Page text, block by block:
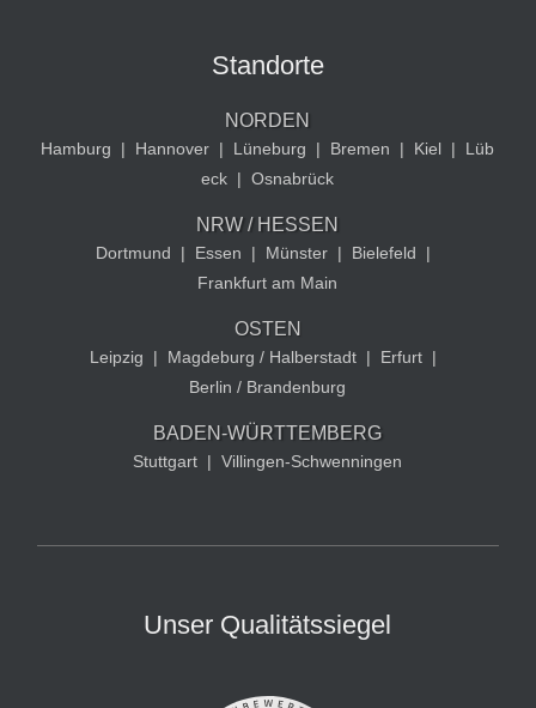
Standorte
NORDEN
Hamburg | Hannover | Lüneburg | Bremen | Kiel |
Lüb
eck | Osnabrück
NRW / HESSEN
Dortmund | Essen | Münster | Bielefeld
|
Frankfurt am Main
OSTEN
Leipzig | Magdeburg / Halberstadt | Erfurt |
Berlin / Brandenburg
BADEN-WÜRTTEMBERG
Stuttgart | Villingen-Schwenningen
Unser Qualitätssiegel